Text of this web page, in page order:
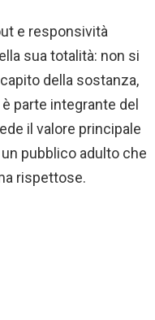
e responsività
sua totalità: non si
della sostanza,
parte integrante del
il valore principale
pubblico adulto che
rispettose.